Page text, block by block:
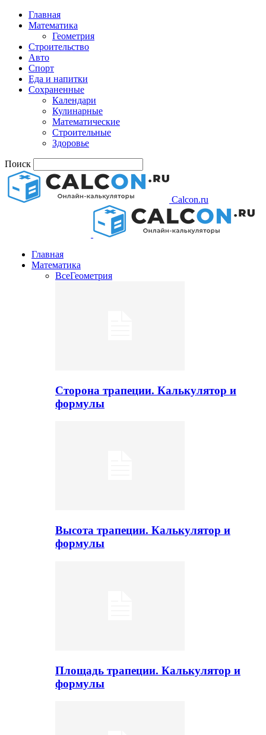
Главная
Математика
Геометрия
Строительство
Авто
Спорт
Еда и напитки
Сохраненные
Календари
Кулинарные
Математические
Строительные
Здоровье
Поиск
Calcon.ru
Главная
Математика
ВсеГеометрия
Сторона трапеции. Калькулятор и
формулы
Высота трапеции. Калькулятор и
формулы
Площадь трапеции. Калькулятор и
формулы